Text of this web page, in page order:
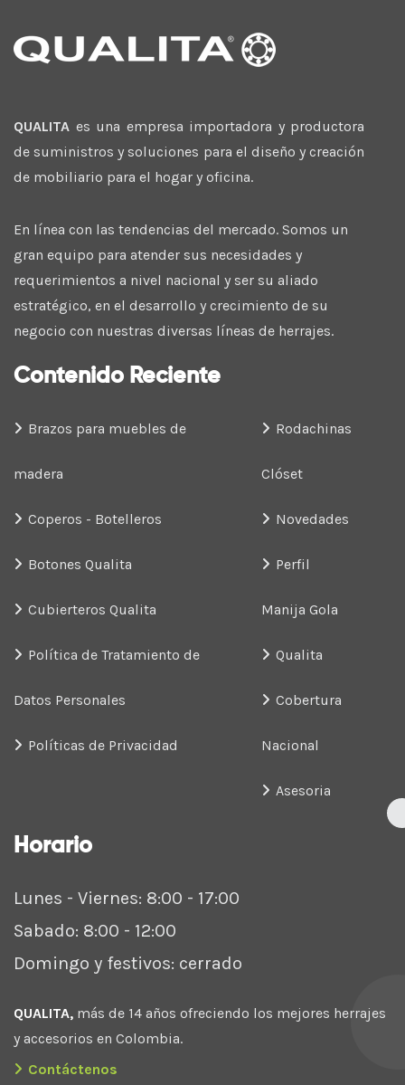
QUALITA es una empresa importadora y productora
de suministros y soluciones para el diseño y creación
de mobiliario para el hogar y oficina.
En línea con las tendencias del mercado. Somos un
gran equipo para atender sus necesidades y
requerimientos a nivel nacional y ser su aliado
estratégico, en el desarrollo y crecimiento de su
negocio con nuestras diversas líneas de herrajes.
Contenido Reciente
Brazos para muebles de
madera
Coperos - Botelleros
Botones Qualita
Cubierteros Qualita
Política de Tratamiento de
Datos Personales
Políticas de Privacidad
Rodachinas
Clóset
Novedades
Perfil
Manija Gola
Qualita
Cobertura
Nacional
Asesoria
Horario
Lunes - Viernes: 8:00 - 17:00
Sabado: 8:00 - 12:00
Domingo y festivos: cerrado
QUALITA, más de 14 años ofreciendo los mejores herrajes
y accesorios en Colombia.
Contáctenos